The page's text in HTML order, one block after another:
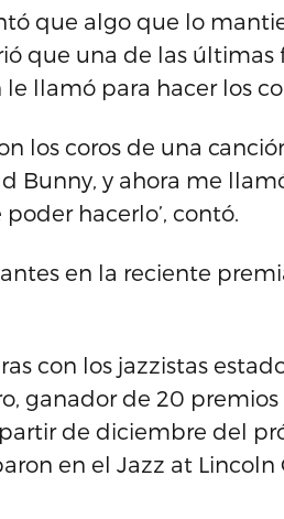
que algo que lo
que una de las últimas
llamó para hacer los
los coros de una
Bunny, y ahora me
hacerlo’, contó.
en la reciente
con los jazzistas
ganador de 20 premios
de diciembre del
en el Jazz at Lincoln